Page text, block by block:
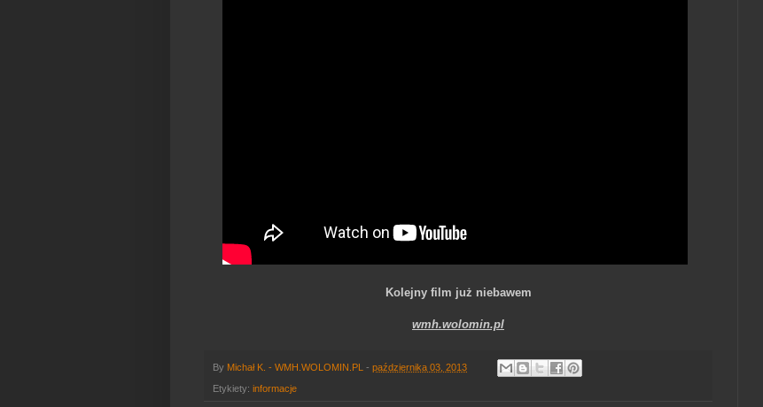
Kolejny film już niebawem
wmh.wolomin.pl
By Michał K. - WMH.WOLOMIN.PL - października 03, 2013
Etykiety: informacje